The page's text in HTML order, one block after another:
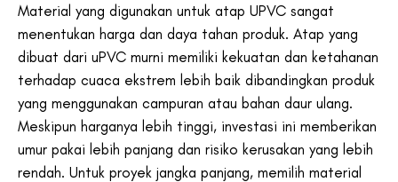
Material yang digunakan untuk atap UPVC sangat
menentukan harga dan daya tahan produk. Atap yang
dibuat dari uPVC murni memiliki kekuatan dan ketahanan
terhadap cuaca ekstrem lebih baik dibandingkan produk
yang menggunakan campuran atau bahan daur ulang.
Meskipun harganya lebih tinggi, investasi ini memberikan
umur pakai lebih panjang dan risiko kerusakan yang lebih
rendah. Untuk proyek jangka panjang, memilih material